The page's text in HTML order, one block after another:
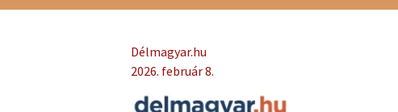
Délmagyar.hu
2026. február 8.